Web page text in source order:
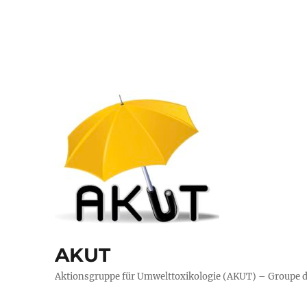
AKUT
Aktionsgruppe für Umwelttoxikologie (AKUT) – Groupe